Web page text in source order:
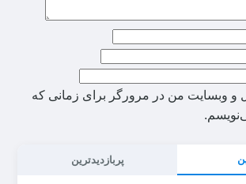
پربازدیدترین
و وبسایت من در مرورگر برای زمانی که